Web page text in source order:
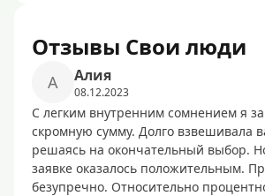
Отзывы Свои люди
A Aлия
08.12.2023
С легким внутренним сомнением я
скромную сумму. Долго взвешивала
решаясь на окончательный выбор.
заявке оказалось положительным.
безупречно. Относительно